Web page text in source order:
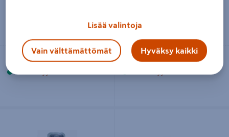
Vain myymälöistä Vain myymälöistä
Lisää valintoja
Vain välttämättömät Hyväksy kaikki